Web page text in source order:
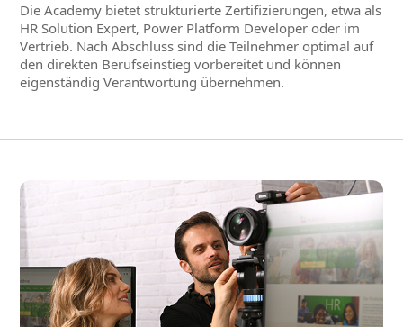
Die Academy bietet strukturierte Zertifizierungen, etwa als
HR Solution Expert, Power Platform Developer oder im
Vertrieb. Nach Abschluss sind die Teilnehmer optimal auf
den direkten Berufseinstieg vorbereitet und können
eigenständig Verantwortung übernehmen.